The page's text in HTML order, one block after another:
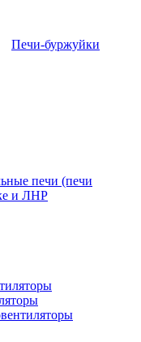
Печи-буржуйки
печи (печи
и ЛНР